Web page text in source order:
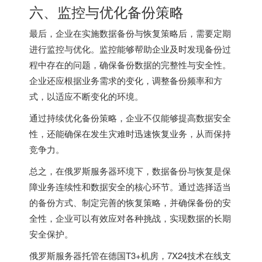
六、监控与优化备份策略
最后，企业在实施数据备份与恢复策略后，需要定期
进行监控与优化。监控能够帮助企业及时发现备份过
程中存在的问题，确保备份数据的完整性与安全性。
企业还应根据业务需求的变化，调整备份频率和方
式，以适应不断变化的环境。
通过持续优化备份策略，企业不仅能够提高数据安全
性，还能确保在发生灾难时迅速恢复业务，从而保持
竞争力。
总之，在俄罗斯服务器环境下，数据备份与恢复是保
障业务连续性和数据安全的核心环节。通过选择适当
的备份方式、制定完善的恢复策略，并确保备份的安
全性，企业可以有效应对各种挑战，实现数据的长期
安全保护。
俄罗斯服务器托管在德国T3+机房，7X24技术在线支